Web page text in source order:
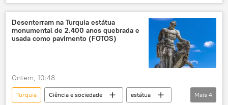
Paquistão
Arábia Saudita
Ministério das Relações Exteriores da Arábia Saudita
Desenterram na Turquia estátua
monumental de 2.400 anos quebrada e
usada como pavimento (FOTOS)
Ontem, 10:48
Turquia Ciência e sociedade
estátua
Mais 4